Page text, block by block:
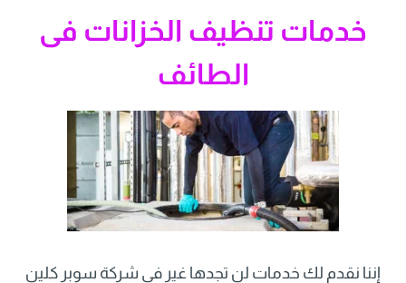
خدمات تنظيف الخزانات فى
الطائف
إننا نقدم لك خدمات لن تجدها غير في شركة سوبر كلين